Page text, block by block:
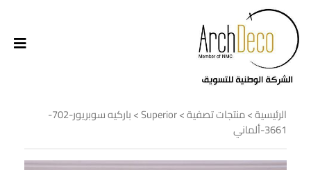
الرئيسية>منتجات تصفية>
Superior
> باركيه سوبريور-702-
3661-ألماني